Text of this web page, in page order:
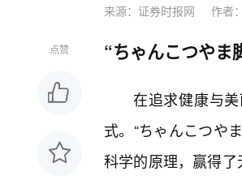
来源：证券时报网 作者
点赞 “ちゃんこつやま
在追求健康与
式。“ちゃんこつや
科学的原理，赢得